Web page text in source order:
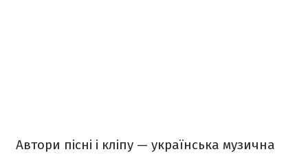
Автори пісні і кліпу — українська музична